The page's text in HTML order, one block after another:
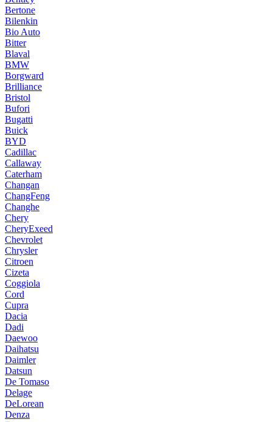
Bertone
Bilenkin
Bio Auto
Bitter
Blaval
BMW
Borgward
Brilliance
Bristol
Bufori
Bugatti
Buick
BYD
Cadillac
Callaway
Caterham
Changan
ChangFeng
Changhe
Chery
CheryExeed
Chevrolet
Chrysler
Citroen
Cizeta
Coggiola
Cord
Cupra
Dacia
Dadi
Daewoo
Daihatsu
Daimler
Datsun
De Tomaso
Delage
DeLorean
Denza